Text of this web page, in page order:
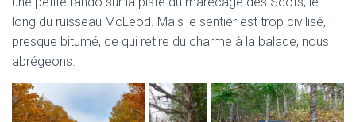
long du ruisseau McLeod. Mais le sentier est trop civilisé,
presque bitumé, ce qui retire du charme à la balade, nous
abrégeons.